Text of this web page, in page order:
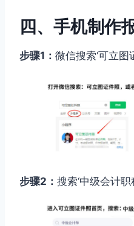
四、手机制作
步骤1： 微信搜索‘可立图
步骤2： 搜索‘中级会计职